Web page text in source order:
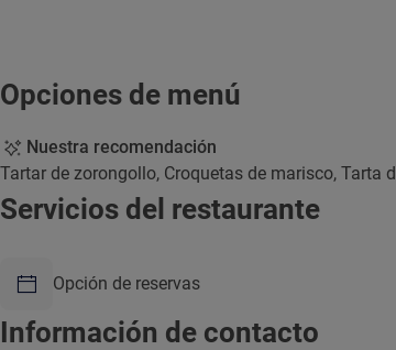
Opciones de menú
Nuestra recomendación
Tartar de zorongollo, Croquetas de marisco, Tarta
Servicios del restaurante
Opción de reservas
Información de contacto